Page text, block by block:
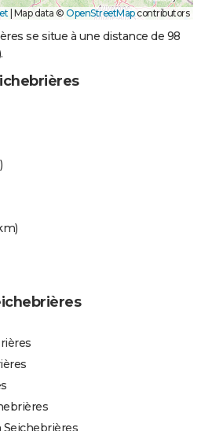
Map data © OpenStreetMapcontributors
se situe à une distance de 98